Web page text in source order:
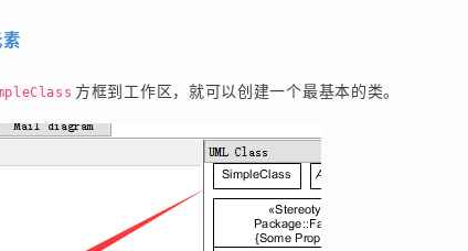
方框到工作区，就可以创建一个最基本的类。